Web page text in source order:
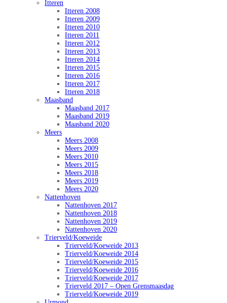
Itteren
Itteren 2008
Itteren 2009
Itteren 2010
Itteren 2011
Itteren 2012
Itteren 2013
Itteren 2014
Itteren 2015
Itteren 2016
Itteren 2017
Itteren 2018
Maasband
Maasband 2017
Maasband 2019
Maasband 2020
Meers
Meers 2008
Meers 2009
Meers 2010
Meers 2015
Meers 2018
Meers 2019
Meers 2020
Nattenhoven
Nattenhoven 2017
Nattenhoven 2018
Nattenhoven 2019
Nattenhoven 2020
Trierveld/Koeweide
Trierveld/Koeweide 2013
Trierveld/Koeweide 2014
Trierveld/Koeweide 2015
Trierveld/Koeweide 2016
Trierveld/Koeweide 2017
Trierveld 2017 – Open Grensmaasdag
Trierveld/Koeweide 2019